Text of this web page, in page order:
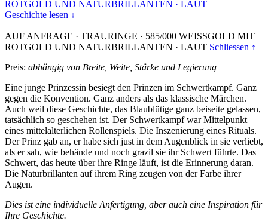
ROTGOLD UND NATURBRILLANTEN · LAUT
Geschichte lesen ↓
AUF ANFRAGE · TRAURINGE · 585/000 WEISSGOLD MIT
ROTGOLD UND NATURBRILLANTEN · LAUT Schliessen ↑
Preis: abhängig von Breite, Weite, Stärke und Legierung
Eine junge Prinzessin besiegt den Prinzen im Schwertkampf. Ganz
gegen die Konvention. Ganz anders als das klassische Märchen.
Auch weil diese Geschichte, das Blaublütige ganz beiseite gelassen,
tatsächlich so geschehen ist. Der Schwertkampf war Mittelpunkt
eines mittelalterlichen Rollenspiels. Die Inszenierung eines Rituals.
Der Prinz gab an, er habe sich just in dem Augenblick in sie verliebt,
als er sah, wie behände und noch grazil sie ihr Schwert führte. Das
Schwert, das heute über ihre Ringe läuft, ist die Erinnerung daran.
Die Naturbrillanten auf ihrem Ring zeugen von der Farbe ihrer
Augen.
Dies ist eine individuelle Anfertigung, aber auch eine Inspiration für
Ihre Geschichte.